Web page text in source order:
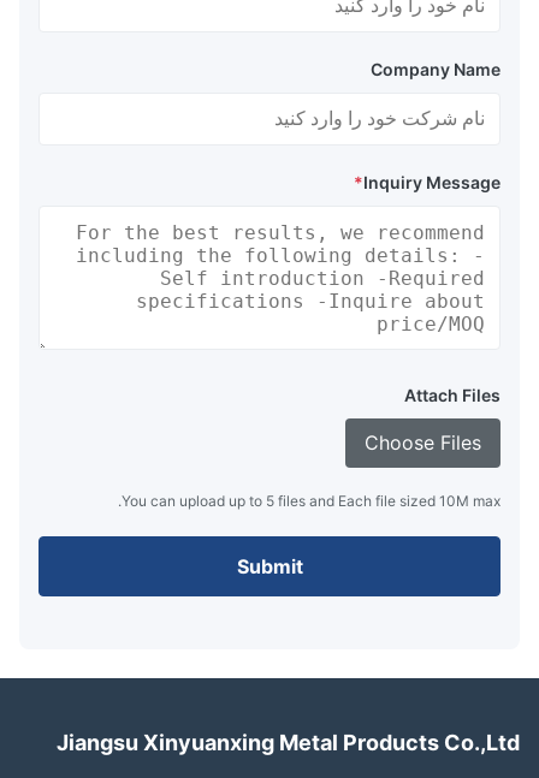
Company Name
Inquiry Message
*
Attach Files
Choose Files
You can upload up to 5 files and Each file sized 10M max.
Submit
Jiangsu Xinyuanxing Metal Products